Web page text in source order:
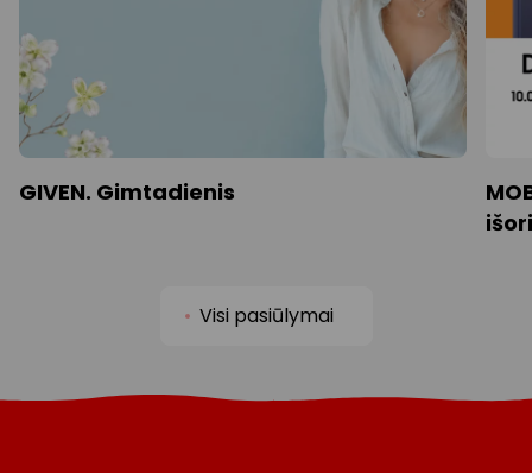
GIVEN. Gimtadienis
Visi pasiūlymai